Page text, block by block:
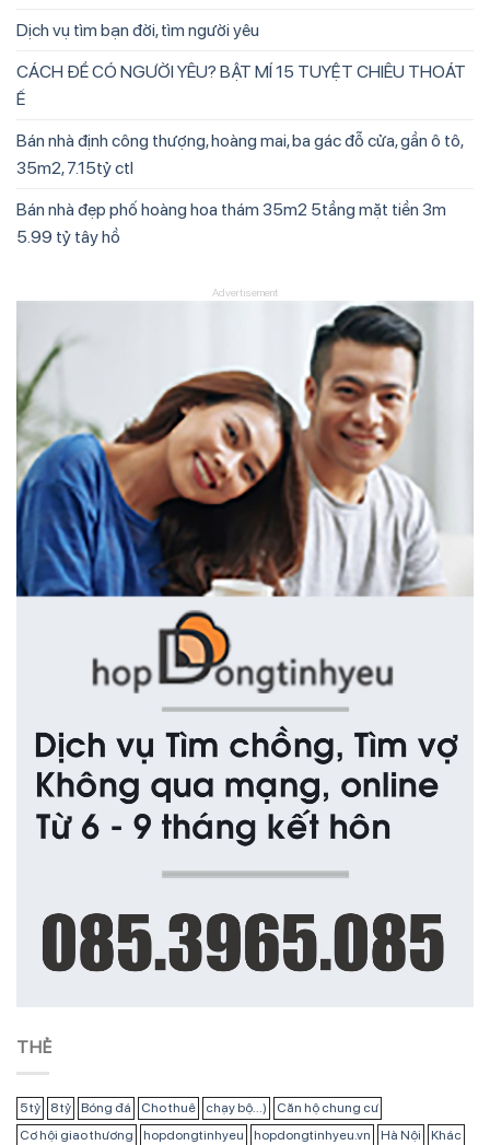
Dịch vụ tìm bạn đời, tìm người yêu
CÁCH ĐỂ CÓ NGƯỜI YÊU? BẬT MÍ 15 TUYỆT CHIÊU THOÁT
Ế
Bán nhà định công thượng, hoàng mai, ba gác đỗ cửa, gần ô tô,
35m2, 7.15tỷ ctl
Bán nhà đẹp phố hoàng hoa thám 35m2 5tầng mặt tiền 3m
5.99 tỷ tây hồ
Advertisement
THẺ
5 tỷ 8 tỷ Bóng đá Cho thuê chạy bộ...)
Căn hộ chung cư
Cơ hội giao thương
hopdongtinhyeu hopdongtinhyeu.vn Hà Nội
Khác